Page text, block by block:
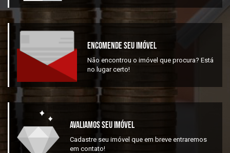
Encomende Seu Imóvel
Não encontrou o imóvel que procura? Está
no lugar certo!
Avaliamos Seu Imóvel
Cadastre seu imóvel que em breve entraremos
em contato!